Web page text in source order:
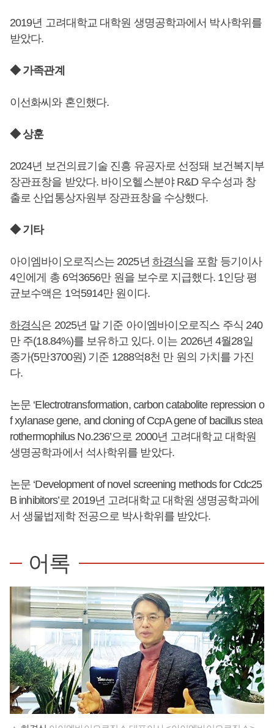
2019년 고려대학교 대학원 생명공학과에서 박사학위를
받았다.
◆ 가족관계
이선화씨와 혼인했다.
◆ 상훈
2024년 보건의료기술 진흥 유공자로 선정돼 보건복지부
장관표창을 받았다. 바이오헬스분야 R&D 우수성과 창
출로 산업통상자원부 장관표창을 수상했다.
◆ 기타
아이엠바이오로직스는 2025년 하경식을 포함 등기이사
4인에게 총 6억3656만 원을 보수로 지급했다. 1인당 평
균보수액은 1억5914만 원이다.
하경식은 2025년 말 기준 아이엠바이오로직스 주식 240
만 주(18.84%)를 보유하고 있다. 이는 2026년 4월28일
종가(5만3700원) 기준 1288억8천 만 원의 가치를 가진
다.
논문 ‘Electrotransformation, carbon catabolite repression o
f xylanase gene, and cloning of CcpA gene of bacillus stea
rothermophilus No.236’으로 2000년 고려대학교 대학원
생명공학과에서 석사학위를 받았다.
논문 ‘Development of novel screening methods for Cdc25
B inhibitors’로 2019년 고려대학교 대학원 생명공학과에
서 생물법제학 전공으로 박사학위를 받았다.
어록